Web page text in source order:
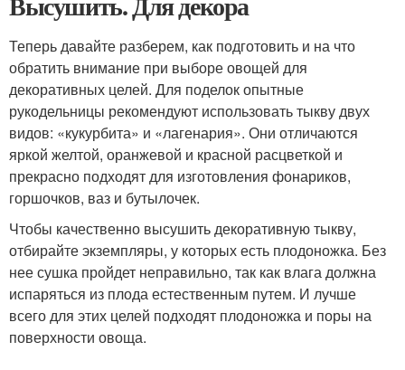
Теперь давайте разберем, как подготовить и на что
обратить внимание при выборе овощей для
декоративных целей. Для поделок опытные
рукодельницы рекомендуют использовать тыкву двух
видов: «кукурбита» и «лагенария». Они отличаются
яркой желтой, оранжевой и красной расцветкой и
прекрасно подходят для изготовления фонариков,
горшочков, ваз и бутылочек.
Чтобы качественно высушить декоративную тыкву,
отбирайте экземпляры, у которых есть плодоножка. Без
нее сушка пройдет неправильно, так как влага должна
испаряться из плода естественным путем. И лучше
всего для этих целей подходят плодоножка и поры на
поверхности овоща.